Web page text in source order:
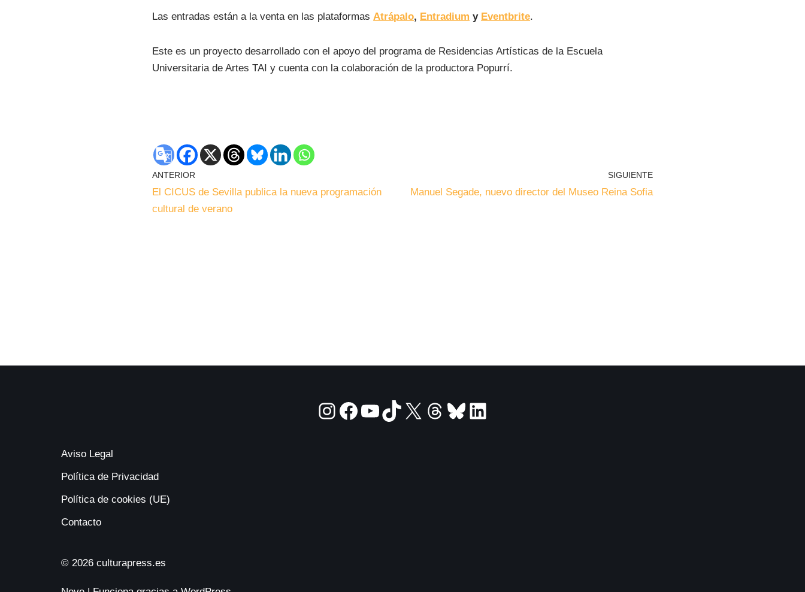
Las entradas están a la venta en las plataformas Atrápalo, Entradium y Eventbrite.
Este es un proyecto desarrollado con el apoyo del programa de Residencias Artísticas de la Escuela
Universitaria de Artes TAI y cuenta con la colaboración de la productora Popurrí.
ANTERIOR
El CICUS de Sevilla publica la nueva programación
cultural de verano
SIGUIENTE
Manuel Segade, nuevo director del Museo Reina Sofia
Aviso Legal
Política de Privacidad
Política de cookies (UE)
Contacto
© 2026 culturapress.es